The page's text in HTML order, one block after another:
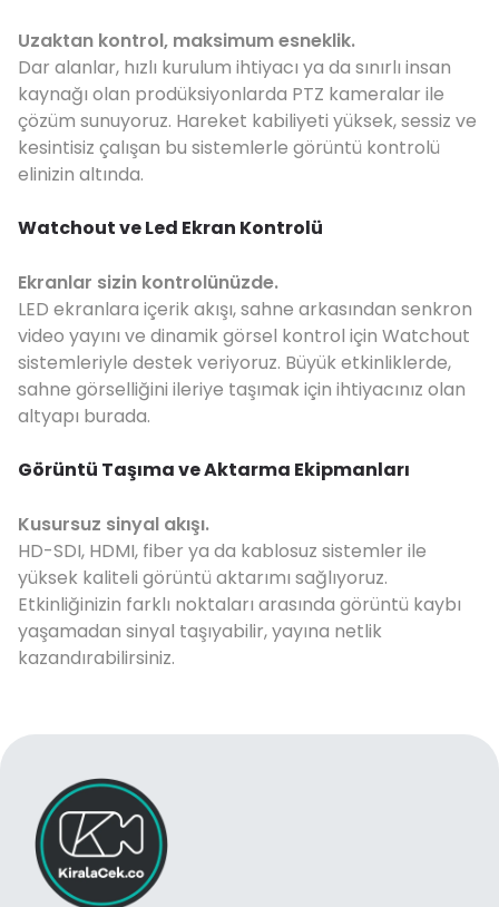
Uzaktan kontrol, maksimum esneklik.
Dar alanlar, hızlı kurulum ihtiyacı ya da sınırlı insan
kaynağı olan prodüksiyonlarda PTZ kameralar ile
çözüm sunuyoruz. Hareket kabiliyeti yüksek, sessiz ve
kesintisiz çalışan bu sistemlerle görüntü kontrolü
elinizin altında.
Watchout ve Led Ekran Kontrolü
Ekranlar sizin kontrolünüzde.
LED ekranlara içerik akışı, sahne arkasından senkron
video yayını ve dinamik görsel kontrol için Watchout
sistemleriyle destek veriyoruz. Büyük etkinliklerde,
sahne görselliğini ileriye taşımak için ihtiyacınız olan
altyapı burada.
Görüntü Taşıma ve Aktarma Ekipmanları
Kusursuz sinyal akışı.
HD-SDI, HDMI, fiber ya da kablosuz sistemler ile
yüksek kaliteli görüntü aktarımı sağlıyoruz.
Etkinliğinizin farklı noktaları arasında görüntü kaybı
yaşamadan sinyal taşıyabilir, yayına netlik
kazandırabilirsiniz.